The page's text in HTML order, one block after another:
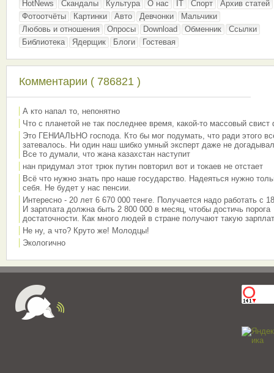
HotNews
Скандалы Культура О нас IT Спорт
Архив статей
Фотоотчёты
Картинки Авто Девчонки
Мальчики
Любовь и отношения
Опросы Download Обменник
Ссылки
Библиотека
Ядерщик Блоги Гостевая
Комментарии ( 786821 )
А кто напал то, непонятно
Что с планетой не так последнее время, какой-то массовый свист
Это ГЕНИАЛЬНО господа. Кто бы мог подумать, что ради этого
затевалось. Ни один наш шибко умный эксперт даже не
Все то думали, что жана казахстан наступит
нан придумал этот трюк путин повторил вот и токаев не отстает
Всё что нужно знать про наше государство. Надеяться нужно
себя. Не будет у нас пенсии.
Интересно - 20 лет 6 670 000 тенге. Получается надо работать с
И зарплата должна быть 2 800 000 в месяц, чтобы достичь порога
достаточности. Как много людей в стране получают такую
Не ну, а что? Круто же! Молодцы!
Экологично